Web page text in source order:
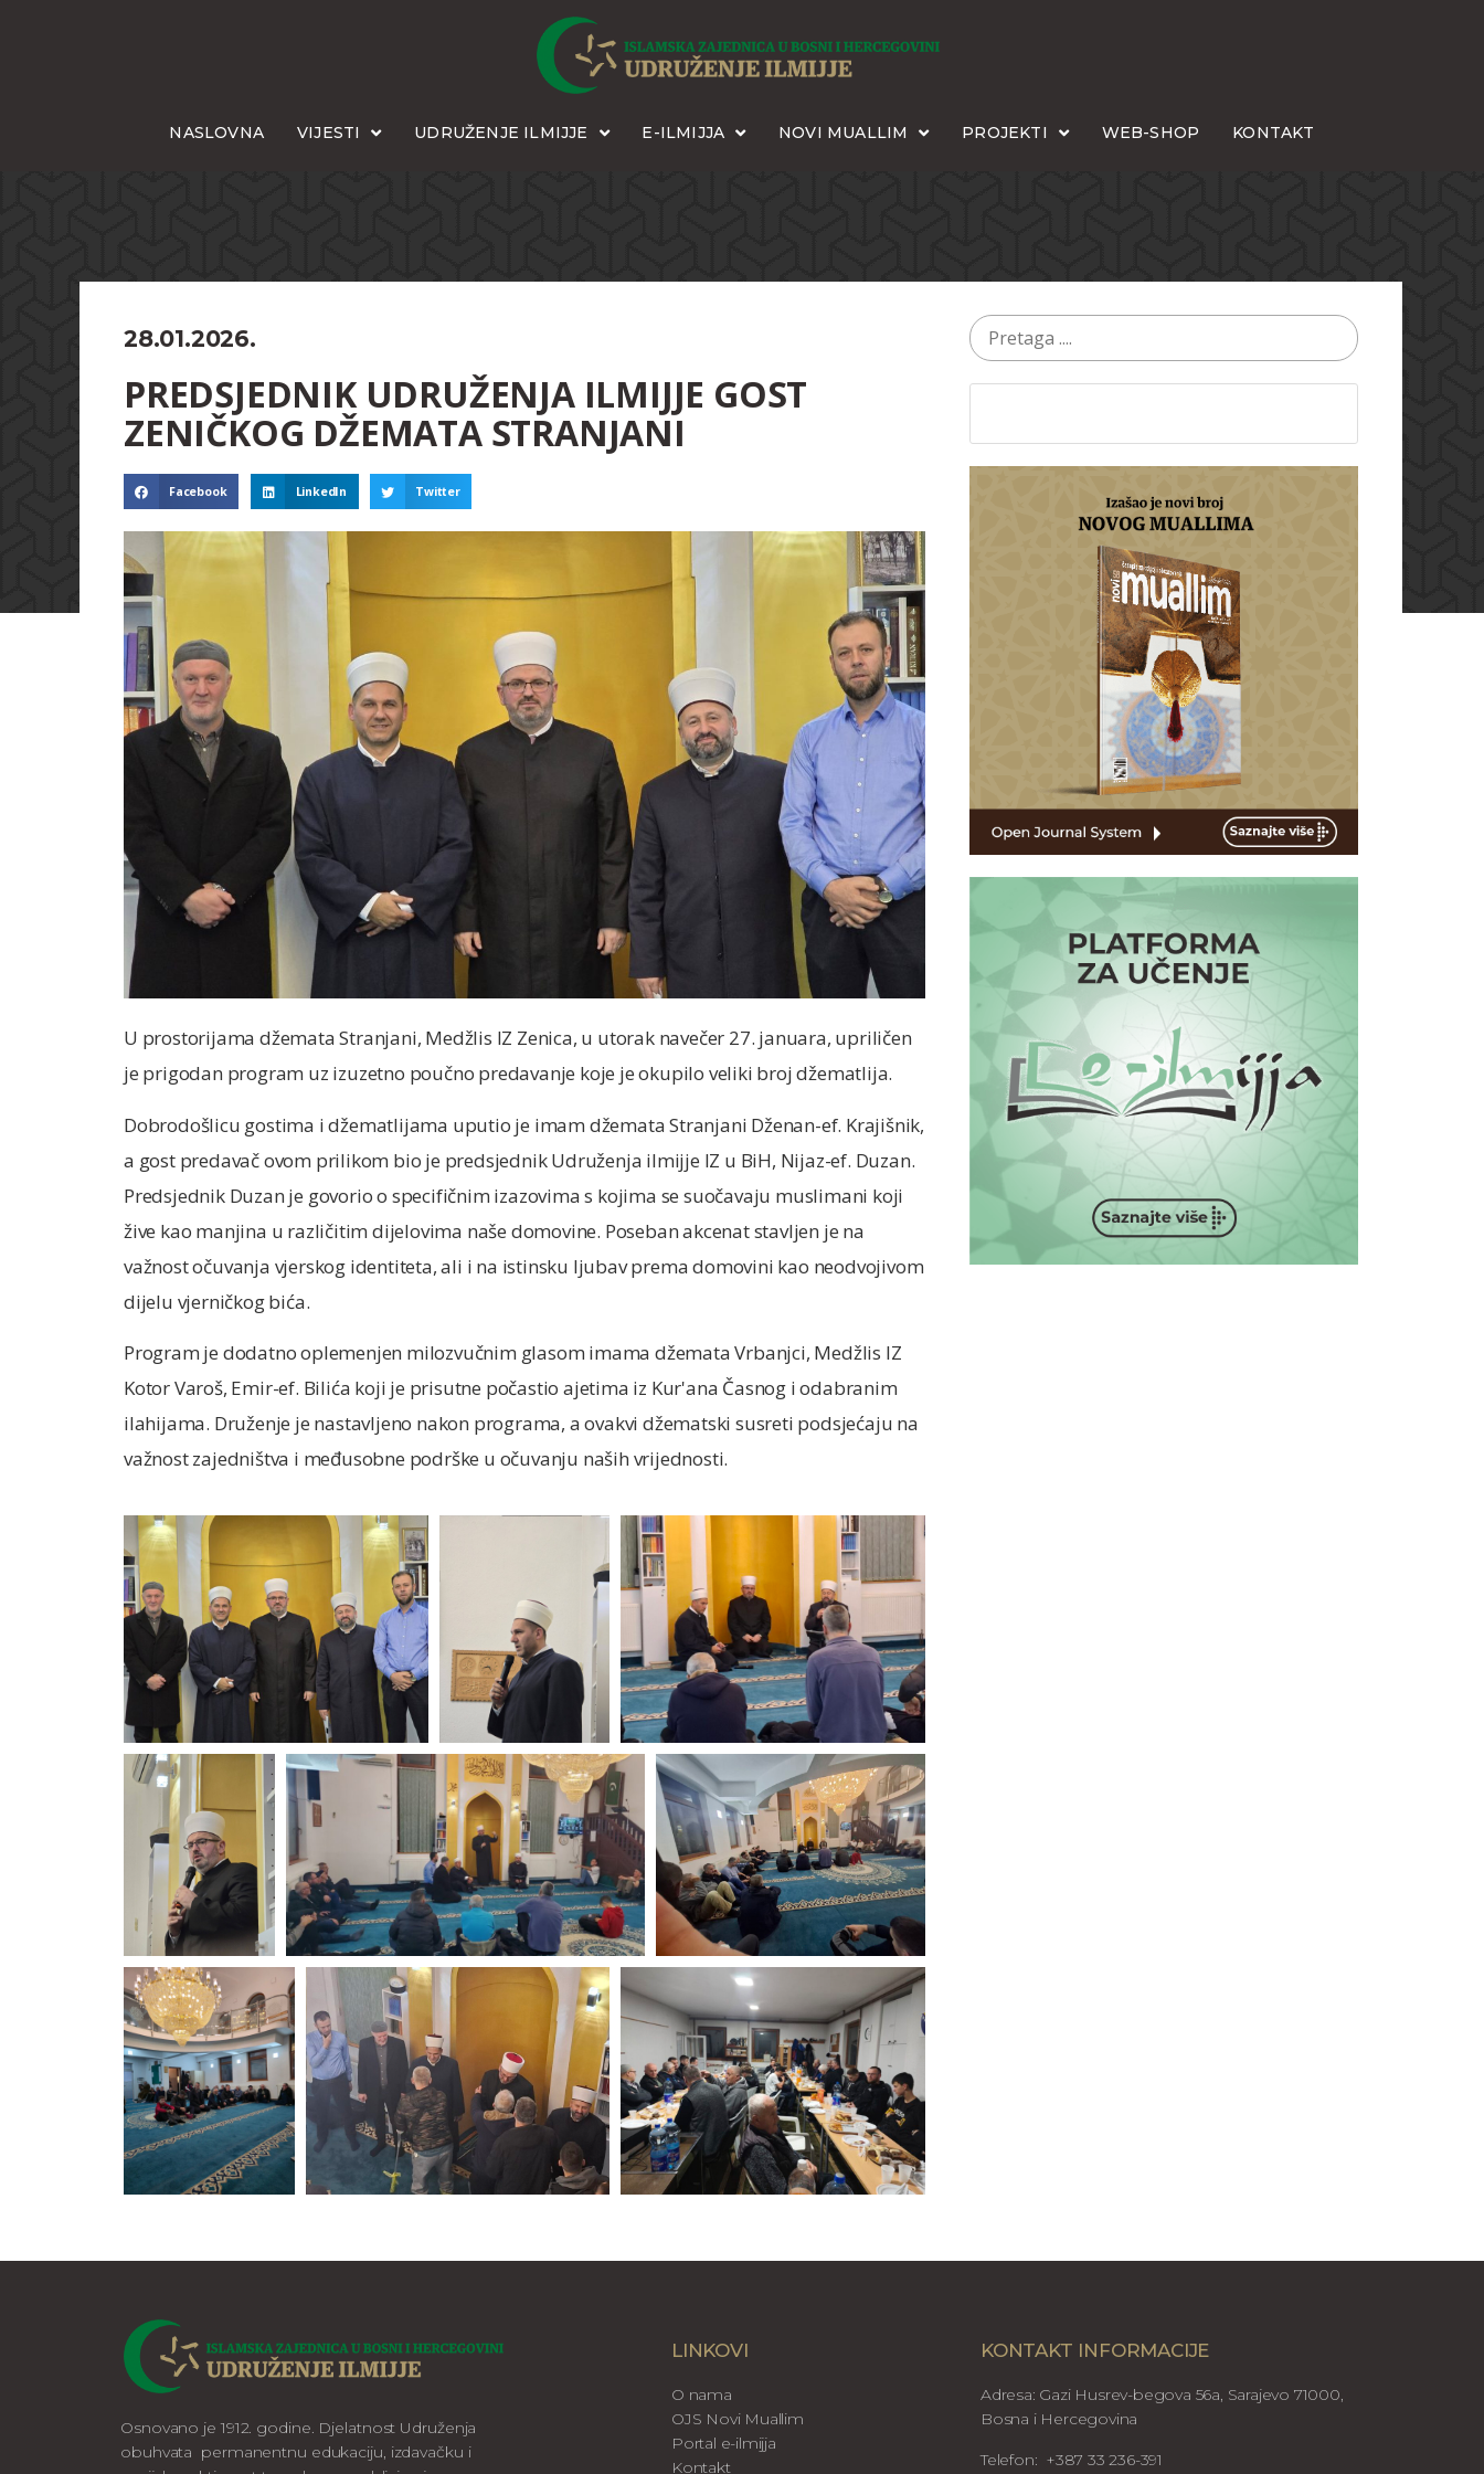
NASLOVNA VIJESTI UDRUŽENJE ILMIJJE E-ILMIJJA NOVI MUALLIM PROJEKTI WEB-SHOP KONTAKT
28.01.2026.
PREDSJEDNIK UDRUŽENJA ILMIJJE GOST
ZENIČKOG DŽEMATA STRANJANI
Facebook LinkedIn Twitter
U prostorijama džemata Stranjani, Medžlis IZ Zenica, u utorak navečer 27. januara, upriličen
je prigodan program uz izuzetno poučno predavanje koje je okupilo veliki broj džematlija.
Dobrodošlicu gostima i džematlijama uputio je imam džemata Stranjani Dženan-ef. Krajišnik,
a gost predavač ovom prilikom bio je predsjednik Udruženja ilmijje IZ u BiH, Nijaz-ef. Duzan.
Predsjednik Duzan je govorio o specifičnim izazovima s kojima se suočavaju muslimani koji
žive kao manjina u različitim dijelovima naše domovine. Poseban akcenat stavljen je na
važnost očuvanja vjerskog identiteta, ali i na istinsku ljubav prema domovini kao neodvojivom
dijelu vjerničkog bića.
Program je dodatno oplemenjen milozvučnim glasom imama džemata Vrbanjci, Medžlis IZ
Kotor Varoš, Emir-ef. Bilića koji je prisutne počastio ajetima iz Kur'ana Časnog i odabranim
ilahijama. Druženje je nastavljeno nakon programa, a ovakvi džematski susreti podsjećaju na
važnost zajedništva i međusobne podrške u očuvanju naših vrijednosti.
Osnovano je 1912. godine. Djelatnost Udruženja
obuhvata permanentnu edukaciju, izdavačku i
LINKOVI
O nama
OJS Novi Muallim
Portal e-ilmijja
Kontakt
KONTAKT INFORMACIJE
Adresa: Gazi Husrev-begova 56a, Sarajevo 71000,
Bosna i Hercegovina
Telefon: +387 33 236-391